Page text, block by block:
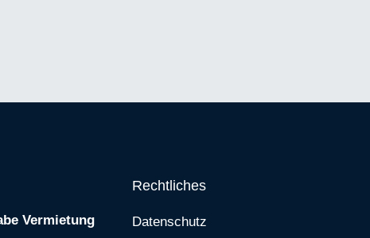
Vermietung
Rechtliches
Datenschutz